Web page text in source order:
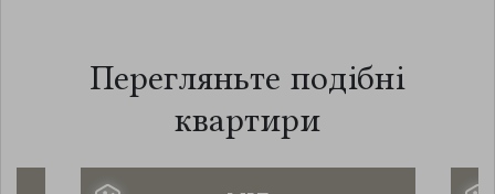
Перегляньте подібні
квартири